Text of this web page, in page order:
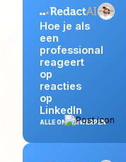
Hoe je als
een
professional
reageert
op
reacties
op
LinkedIn
ALLE ONDERWERPEN